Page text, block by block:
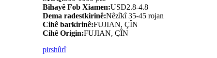
Bihayê Fob Xiamen:USD2.8-4.8
Dema radestkirinê:Nêzîkî 35-45 rojan
Cihê barkirinê:FUJIAN, ÇÎN
Cihê Origin:FUJIAN, ÇÎN
pirshûrî